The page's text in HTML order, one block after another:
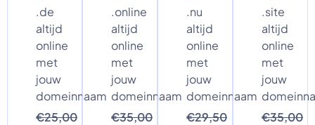
.de
altijd
online
met
jouw
domeinnaam
€25,00
.online
altijd
online
met
jouw
domeinnaam
€35,00
.nu
altijd
online
met
jouw
domeinnaam
€29,50
.site
altijd
online
met
jouw
€35,00